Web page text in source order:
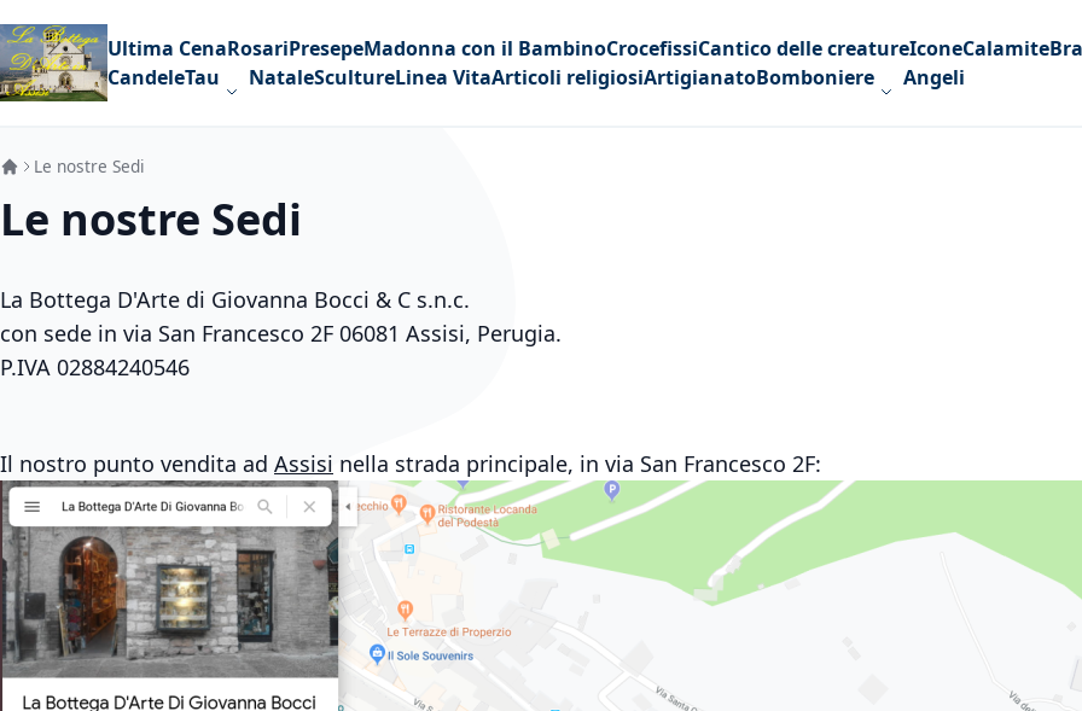
Skip to Content
Ultima CenaRosariPresepeMadonna con il BambinoCrocefissiCantico delle creatureIconeCalamite
CandeleTau NataleScultureLinea VitaArticoli religiosiArtigianatoBomboniere Angeli
Le nostre Sedi
Le nostre Sedi
La Bottega D'Arte di Giovanna Bocci & C s.n.c.
con sede in via San Francesco 2F 06081 Assisi, Perugia.
P.IVA 02884240546
Il nostro punto vendita ad Assisi nella strada principale, in via San Francesco 2F: